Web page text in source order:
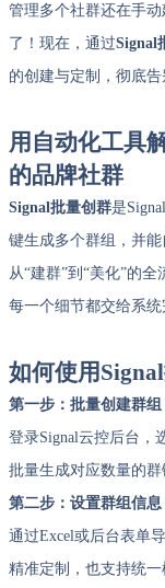
管理多个社群还在手
了！现在，通过Signal
的创建与定制，彻底告
用自动化工具
的品牌社群
Signal批量创群是
键生成多个群组，并
从“建群”到“美化”的
每一个细节都交给系统
如何使用
第一步：批量创建群组
登录Signal云控后台，
批量生成对应数量的群
第二步：设置群组信息
通过Excel或后台表单
精准定制，也支持统一